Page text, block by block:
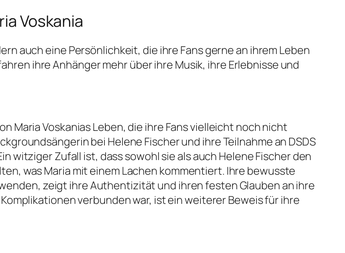
Voskania
auch eine Persönlichkeit, die ihre Fans gerne an ihrem Leben
ihre Anhänger mehr über ihre Musik, ihre Erlebnisse und
Maria Voskanias Leben, die ihre Fans vielleicht noch nicht
bei Helene Fischer und ihre Teilnahme an DSDS
witziger Zufall ist, dass sowohl sie als auch Helene Fischer den
was Maria mit einem Lachen kommentiert. Ihre bewusste
zeigt ihre Authentizität und ihren festen Glauben an ihre
verbunden war, ist ein weiterer Beweis für ihre